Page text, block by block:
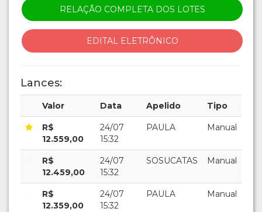
RELAÇÃO COMPLETA DOS LOTES
EDITAL ELETRÔNICO
Lances:
Valor Data Apelido Tipo
R$
12.559,00
24/07
15:32
PAULA Manual
R$
12.459,00
24/07
15:32
SOSUCATAS Manual
R$
12.359,00
24/07
15:32
PAULA Manual